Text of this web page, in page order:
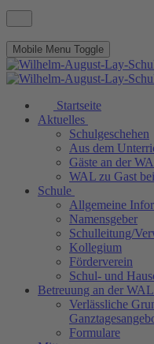
Mobile Menu Toggle
Startseite
Aktuelles
Schulgeschehen
Aus dem
Gäste an der
WAL zu Gast bei
Schule
Allgemeine
Namensgeber
Schulleitung/
Kollegium
Förderverein
Schul- und
Betreuung an der WAL
Verlässliche
Formulare